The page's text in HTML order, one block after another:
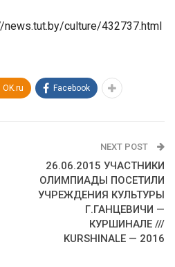
culture/432737.html
OK.ru Facebook
NEXT POST
26.06.2015 УЧАСТНИКИ
ОЛИМПИАДЫ ПОСЕТИЛИ
УЧРЕЖДЕНИЯ КУЛЬТУРЫ
Г.ГАНЦЕВИЧИ —
КУРШИНАЛЕ ///
KURSHINALE — 2016